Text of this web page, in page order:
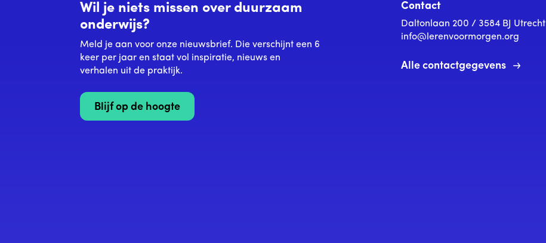
Wil je niets missen over duurzaam
onderwijs?
Meld je aan voor onze nieuwsbrief. Die verschijnt een 6
keer per jaar en staat vol inspiratie, nieuws en
verhalen uit de praktijk.
Blijf op de hoogte
Contact
Daltonlaan 200 / 3584 BJ Utrecht
info@lerenvoormorgen.org
Alle contactgegevens